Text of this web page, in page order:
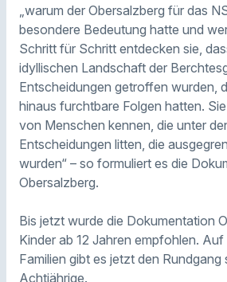
„warum der Obersalzberg für das
besondere Bedeutung hatte und
Schritt für Schritt entdecken sie,
idyllischen Landschaft der
Entscheidungen getroffen wurden,
hinaus furchtbare Folgen hatten.
von Menschen kennen, die unter
Entscheidungen litten, die
wurden“ – so formuliert es die
Obersalzberg.
Bis jetzt wurde die Dokumentation
Kinder ab 12 Jahren empfohlen.
Familien gibt es jetzt den
Achtjährige.